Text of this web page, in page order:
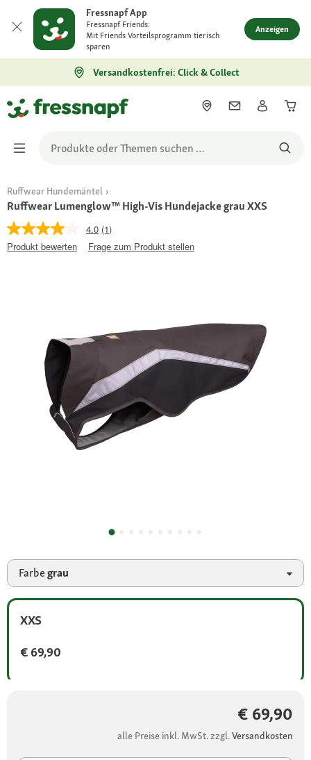
Fressnapf App
Fressnapf Friends:
Mit Friends Vorteilsprogramm tierisch
sparen
Anzeigen
Versandkostenfrei: Click & Collect
Ruffwear Hundemäntel
Ruffwear Lumenglow™ High-Vis Hundejacke grau XXS
4.0 (1)
Produkt bewerten
Frage zum Produkt stellen
Farbegrau
XXS
€ 69,90
€ 69,90
alle Preise inkl. MwSt. zzgl.Versandkosten